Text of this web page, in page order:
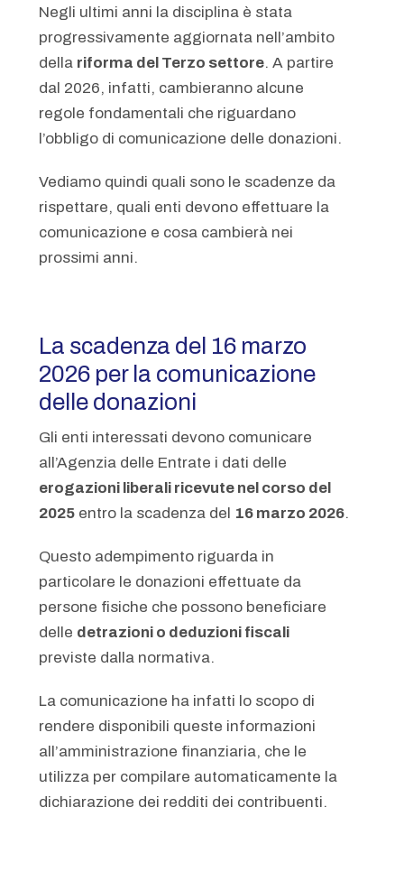
Negli ultimi anni la disciplina è stata
progressivamente aggiornata nell’ambito
della riforma del Terzo settore. A partire
dal 2026, infatti, cambieranno alcune
regole fondamentali che riguardano
l’obbligo di comunicazione delle donazioni.
Vediamo quindi quali sono le scadenze da
rispettare, quali enti devono effettuare la
comunicazione e cosa cambierà nei
prossimi anni.
La scadenza del 16 marzo
2026 per la comunicazione
delle donazioni
Gli enti interessati devono comunicare
all’Agenzia delle Entrate i dati delle
erogazioni liberali ricevute nel corso del
2025entro la scadenza del 16 marzo 2026.
Questo adempimento riguarda in
particolare le donazioni effettuate da
persone fisiche che possono beneficiare
delle detrazioni o deduzioni fiscali
previste dalla normativa.
La comunicazione ha infatti lo scopo di
rendere disponibili queste informazioni
all’amministrazione finanziaria, che le
utilizza per compilare automaticamente la
dichiarazione dei redditi dei contribuenti.